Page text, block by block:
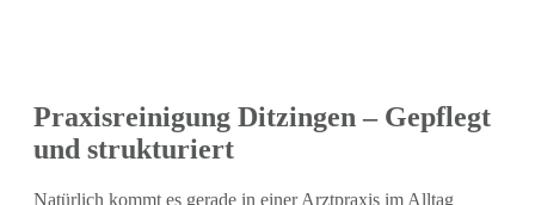
Praxisreinigung Ditzingen – Gepflegt
und strukturiert
Natürlich kommt es gerade in einer Arztpraxis im Alltag